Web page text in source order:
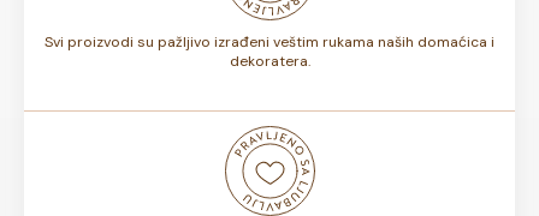
Svi proizvodi su pažljivo izrađeni veštim rukama naših domaćica i
dekoratera.